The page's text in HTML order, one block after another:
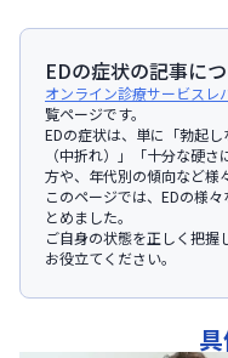
EDの症状の記事に
オンライン診療サービスレ
覧ページです。
EDの症状は、単に「勃起
（中折れ）」「十分な硬
方や、年代別の傾向など様
このページでは、EDの様
とめました。
ご自身の状態を正しく把握
お役立てください。